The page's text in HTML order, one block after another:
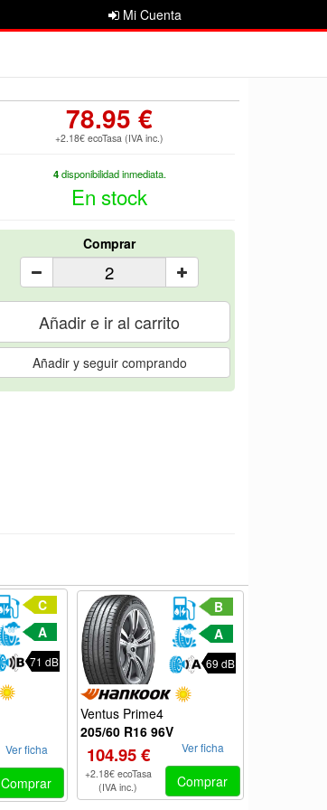
Mi Cuenta
78.95 €
+2.18€ ecoTasa (IVA inc.)
4disponibilidad inmediata.
En stock
Comprar
Añadir e ir al carrito
Añadir y seguir comprando
C
A
71 dB
Ver ficha
Comprar
B
A
69 dB
Ventus Prime4
205/60 R16 96V
104.95 €
+2.18€ ecoTasa
(IVA inc.)
Ver ficha
Comprar